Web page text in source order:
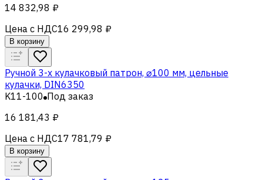
14 832,98 ₽
Цена с НДС16 299,98 ₽
В корзину
Ручной 3-х кулачковый патрон, ⌀100 мм, цельные
кулачки, DIN6350
K11-100 Под заказ
16 181,43 ₽
Цена с НДС17 781,79 ₽
В корзину